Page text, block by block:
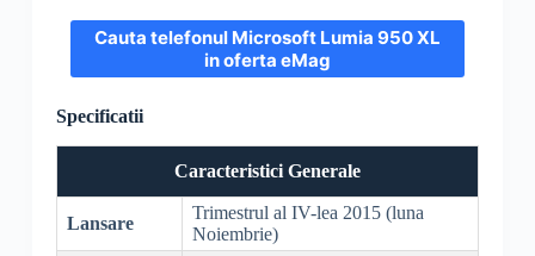
Cauta telefonul Microsoft Lumia 950 XL
in oferta eMag
Specificatii
Caracteristici Generale
Lansare
Trimestrul al IV-lea 2015 (luna
Noiembrie)